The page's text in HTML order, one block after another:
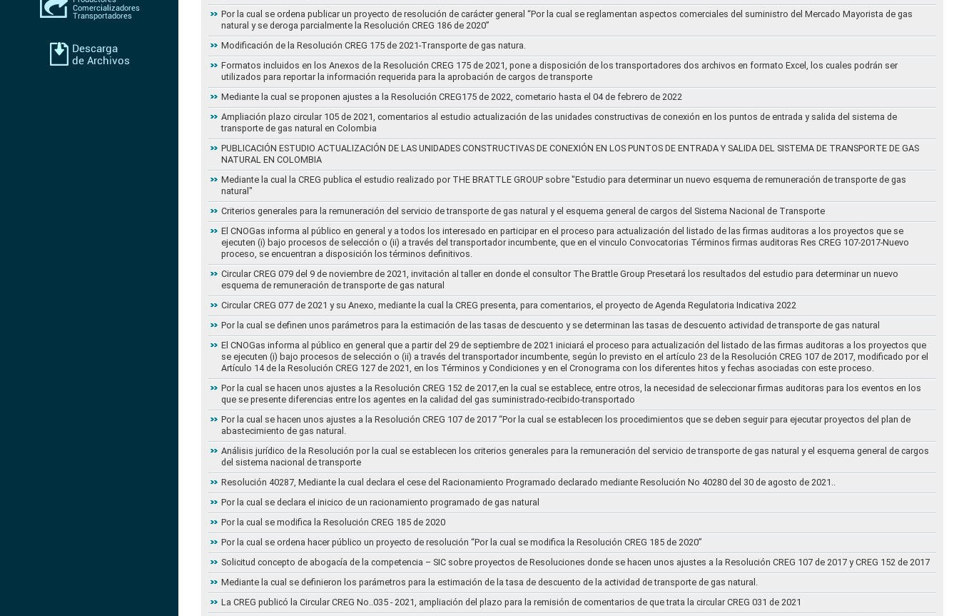
Por la cual se ordena publicar un proyecto de resolución de carácter general “Por la cual se reglamentan aspectos comerciales del suministro del Mercado Mayorista de gas
natural y se deroga parcialmente la Resolución CREG 186 de 2020”
Modificación de la Resolución CREG 175 de 2021-Transporte de gas natura.
Formatos incluidos en los Anexos de la Resolución CREG 175 de 2021, pone a disposición de los transportadores dos archivos en formato Excel, los cuales podrán ser
utilizados para reportar la información requerida para la aprobación de cargos de transporte
Mediante la cual se proponen ajustes a la Resolución CREG175 de 2022, cometario hasta el 04 de febrero de 2022
Ampliación plazo circular 105 de 2021, comentarios al estudio actualización de las unidades constructivas de conexión en los puntos de entrada y salida del sistema de
transporte de gas natural en Colombia
PUBLICACIÓN ESTUDIO ACTUALIZACIÓN DE LAS UNIDADES CONSTRUCTIVAS DE CONEXIÓN EN LOS PUNTOS DE ENTRADA Y SALIDA DEL SISTEMA DE TRANSPORTE DE GAS
NATURAL EN COLOMBIA
Mediante la cual la CREG publica el estudio realizado por THE BRATTLE GROUP sobre "Estudio para determinar un nuevo esquema de remuneración de transporte de gas
natural"
Criterios generales para la remuneración del servicio de transporte de gas natural y el esquema general de cargos del Sistema Nacional de Transporte
El CNOGas informa al público en general y a todos los interesado en participar en el proceso para actualización del listado de las firmas auditoras a los proyectos que se
ejecuten (i) bajo procesos de selección o (ii) a través del transportador incumbente, que en el vinculo Convocatorias Términos firmas auditoras Res CREG 107-2017-Nuevo
proceso, se encuentran a disposición los términos definitivos.
Circular CREG 079 del 9 de noviembre de 2021, invitación al taller en donde el consultor The Brattle Group Presetará los resultados del estudio para determinar un nuevo
esquema de remuneración de transporte de gas natural
Circular CREG 077 de 2021 y su Anexo, mediante la cual la CREG presenta, para comentarios, el proyecto de Agenda Regulatoria Indicativa 2022
Por la cual se definen unos parámetros para la estimación de las tasas de descuento y se determinan las tasas de descuento actividad de transporte de gas natural
El CNOGas informa al público en general que a partir del 29 de septiembre de 2021 iniciará el proceso para actualización del listado de las firmas auditoras a los proyectos que
se ejecuten (i) bajo procesos de selección o (ii) a través del transportador incumbente, según lo previsto en el artículo 23 de la Resolución CREG 107 de 2017, modificado por el
Artículo 14 de la Resolución CREG 127 de 2021, en los Términos y Condiciones y en el Cronograma con los diferentes hitos y fechas asociadas con este proceso.
Por la cual se hacen unos ajustes a la Resolución CREG 152 de 2017,en la cual se establece, entre otros, la necesidad de seleccionar firmas auditoras para los eventos en los
que se presente diferencias entre los agentes en la calidad del gas suministrado-recibido-transportado
Por la cual se hacen unos ajustes a la Resolución CREG 107 de 2017 “Por la cual se establecen los procedimientos que se deben seguir para ejecutar proyectos del plan de
abastecimiento de gas natural.
Análisis jurídico de la Resolución por la cual se establecen los criterios generales para la remuneración del servicio de transporte de gas natural y el esquema general de cargos
del sistema nacional de transporte
Resolución 40287, Mediante la cual declara el cese del Racionamiento Programado declarado mediante Resolución No 40280 del 30 de agosto de 2021..
Por la cual se declara el inicico de un racionamiento programado de gas natural
Por la cual se modifica la Resolución CREG 185 de 2020
Por la cual se ordena hacer público un proyecto de resolución “Por la cual se modifica la Resolución CREG 185 de 2020”
Solicitud concepto de abogacía de la competencia – SIC sobre proyectos de Resoluciones donde se hacen unos ajustes a la Resolución CREG 107 de 2017 y CREG 152 de 2017
Mediante la cual se definieron los parámetros para la estimación de la tasa de descuento de la actividad de transporte de gas natural.
La CREG publicó la Circular CREG No..035 - 2021, ampliación del plazo para la remisión de comentarios de que trata la circular CREG 031 de 2021